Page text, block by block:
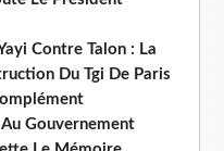
Contre Talon : La
Du Tgi De Paris
Gouvernement